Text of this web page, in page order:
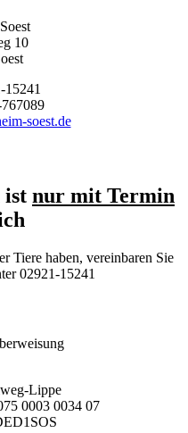
10
15241
soest.de
ist nur mit Termin
Tiere haben, vereinbaren Sie
02921-15241
Lippe
0003 0034 07